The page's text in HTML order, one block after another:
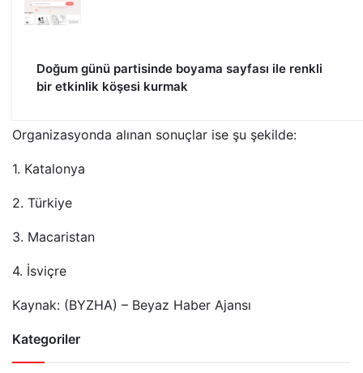
Doğum günü partisinde boyama sayfası ile renkli
bir etkinlik köşesi kurmak
Organizasyonda alınan sonuçlar ise şu şekilde:
1. Katalonya
2. Türkiye
3. Macaristan
4. İsviçre
Kaynak: (BYZHA) – Beyaz Haber Ajansı
Kategoriler